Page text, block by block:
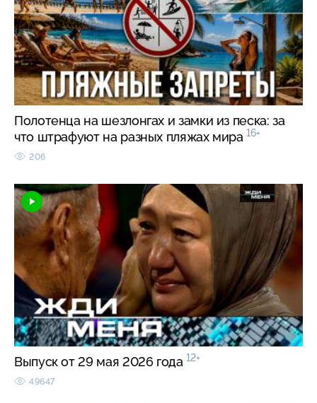
Полотенца на шезлонгах и замки из песка: за
что штрафуют на разных пляжах мира 16+
206
Выпуск от 29 мая 2026 года 12+
49647